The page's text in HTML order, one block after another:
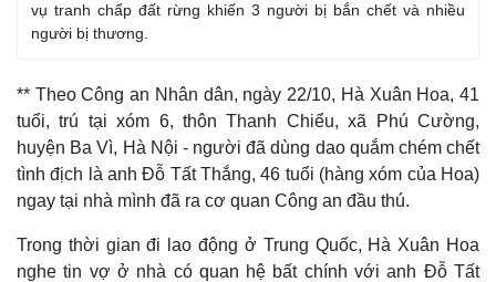
vụ tranh chấp đất rừng khiến 3 người bị bắn chết và nhiều
người bị thương.
** Theo Công an Nhân dân, ngày 22/10, Hà Xuân Hoa, 41
tuổi, trú tại xóm 6, thôn Thanh Chiểu, xã Phú Cường,
huyện Ba Vì, Hà Nội - người đã dùng dao quắm chém chết
tình địch là anh Đỗ Tất Thắng, 46 tuổi (hàng xóm của Hoa)
ngay tại nhà mình đã ra cơ quan Công an đầu thú.
Trong thời gian đi lao động ở Trung Quốc, Hà Xuân Hoa
nghe tin vợ ở nhà có quan hệ bất chính với anh Đỗ Tất